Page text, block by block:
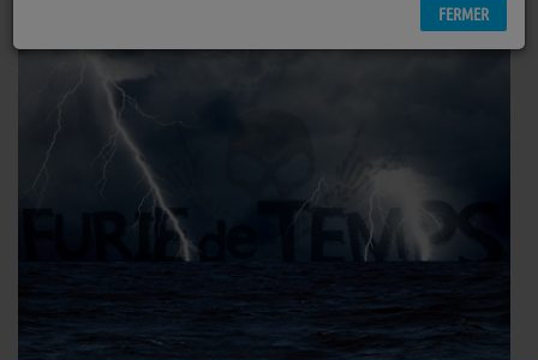
FERMER